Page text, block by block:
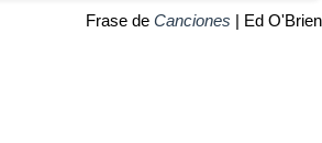
Frase de Canciones | Ed O'Brien